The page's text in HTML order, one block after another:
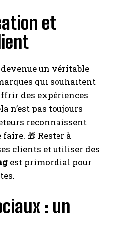
et
devenue un véritable
qui souhaitent
des expériences
n’est pas toujours
reconnaissent
🎁 Rester à
clients et utiliser des
est primordial pour
: un